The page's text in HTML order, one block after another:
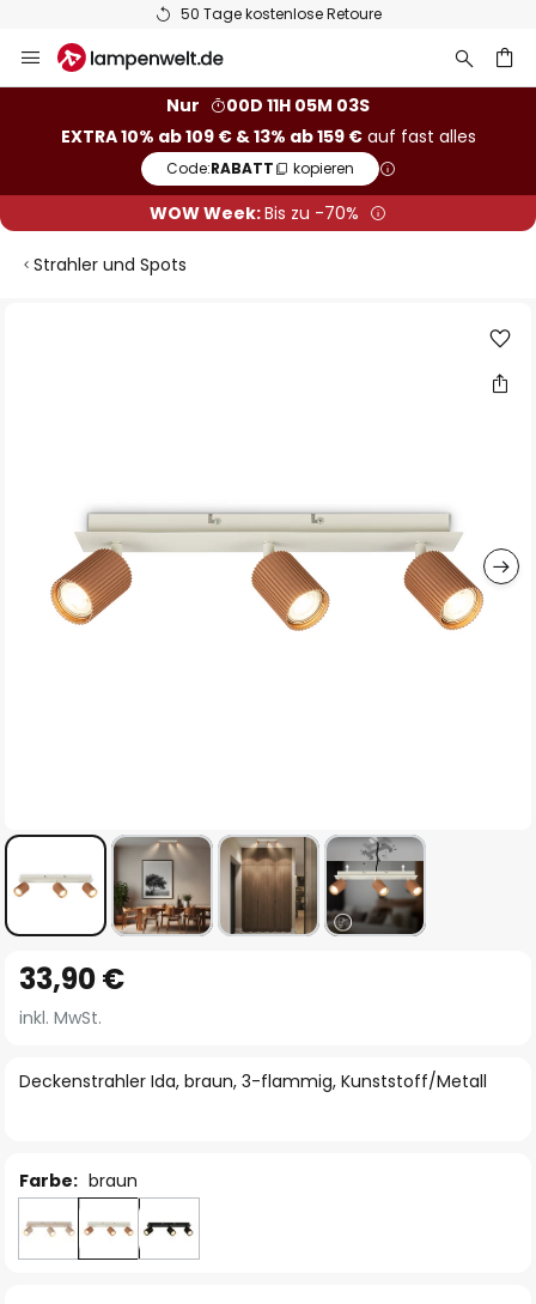
50 Tage kostenlose Retoure
Inhalt
Nur
00D 11H 05M 02S
EXTRA 10% ab 109 € & 13% ab 159 €auf fast alles
Code:RABATT kopieren
WOW Week:Bis zu -70%
Strahler und Spots
Anfang
der
springen
Deckenstrahler Ida, braun, 3-flammig, Kunststoff/Metall
33,90 €
inkl. MwSt.
Farbe: braun